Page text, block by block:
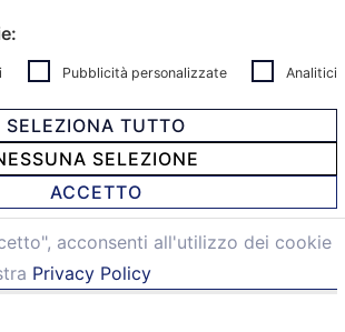
Imprese Mandamento Bologna -
Bologna - Italy
Pubblicità personalizzate Analitici
SELEZIONA TUTTO
SELEZIONE
ACCETTO
acconsenti all'utilizzo dei cookie
Privacy Policy